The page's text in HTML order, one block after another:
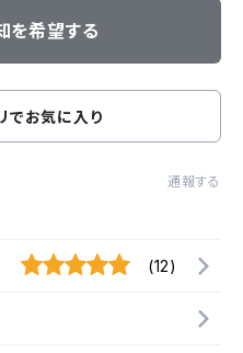
を希望する
でお気に入り
通報する
(12)